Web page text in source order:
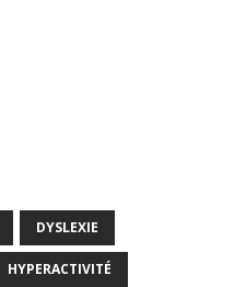
DYSLEXIE
HYPERACTIVITÉ